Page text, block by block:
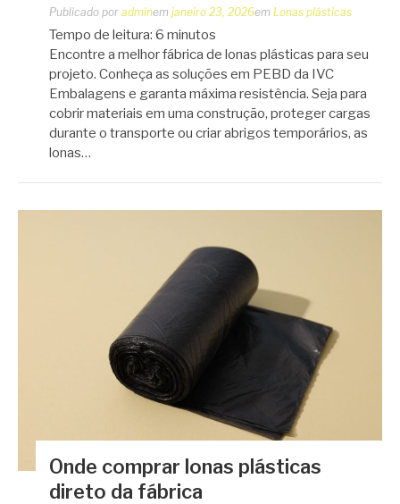
Publicado por adminem janeiro 23, 2026em Lonas plásticas
Tempo de leitura: 6 minutos
Encontre a melhor fábrica de lonas plásticas para seu
projeto. Conheça as soluções em PEBD da IVC
Embalagens e garanta máxima resistência. Seja para
cobrir materiais em uma construção, proteger cargas
durante o transporte ou criar abrigos temporários, as
lonas…
Onde comprar lonas plásticas
direto da fábrica